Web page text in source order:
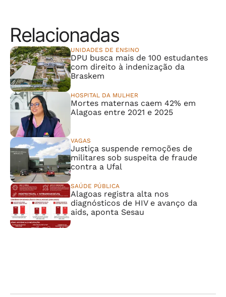
Relacionadas
UNIDADES DE ENSINO
DPU busca mais de 100 estudantes
com direito à indenização da
Braskem
HOSPITAL DA MULHER
Mortes maternas caem 42% em
Alagoas entre 2021 e 2025
VAGAS
Justiça suspende remoções de
militares sob suspeita de fraude
contra a Ufal
SAÚDE PÚBLICA
Alagoas registra alta nos
diagnósticos de HIV e avanço da
aids, aponta Sesau